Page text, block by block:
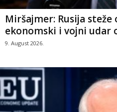
Miršajmer: Rusija
ekonomski i vojni udar
9. August 2026.